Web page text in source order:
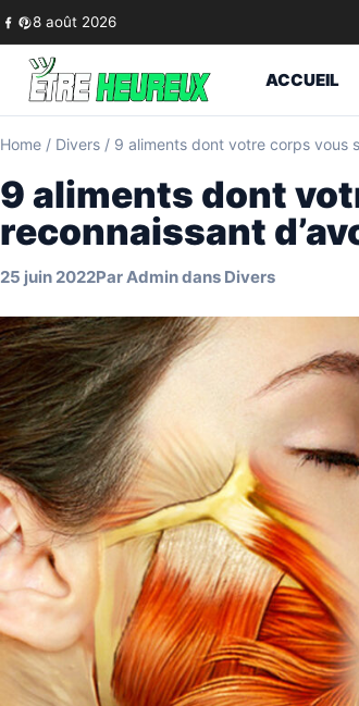
Skip to content
8 août 2026
ACCUEIL
Home / Divers / 9 aliments dont votre corps vous
9 aliments dont
reconnaissant
25 juin 2022ParAdmindans Divers